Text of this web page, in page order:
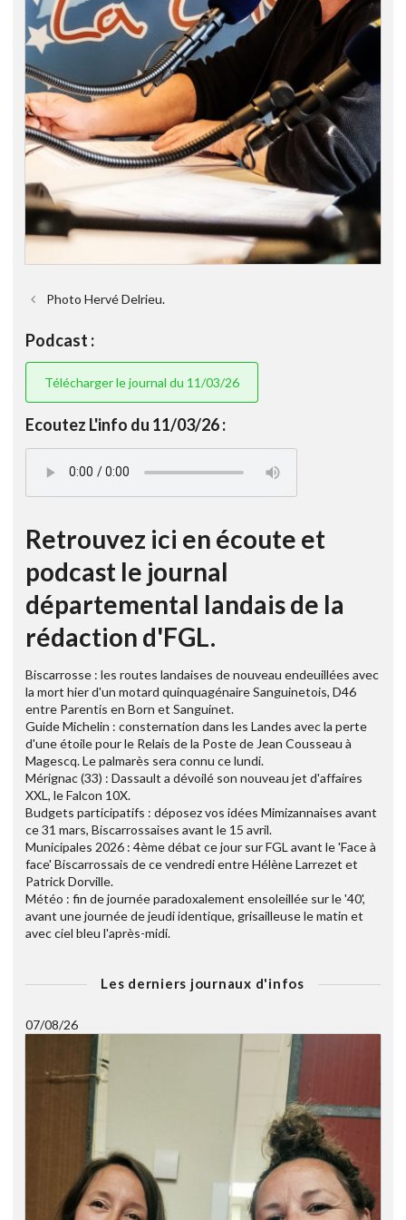
Photo Hervé Delrieu.
Podcast :
Télécharger le journal du 11/03/26
Ecoutez L'info du 11/03/26 :
Retrouvez ici en écoute et
podcast le journal
départemental landais de la
rédaction d'FGL.
Biscarrosse : les routes landaises de nouveau endeuillées avec
la mort hier d'un motard quinquagénaire Sanguinetois, D46
entre Parentis en Born et Sanguinet.
Guide Michelin : consternation dans les Landes avec la perte
d'une étoile pour le Relais de la Poste de Jean Cousseau à
Magescq. Le palmarès sera connu ce lundi.
Mérignac (33) : Dassault a dévoilé son nouveau jet d'affaires
XXL, le Falcon 10X.
Budgets participatifs : déposez vos idées Mimizannaises avant
ce 31 mars, Biscarrossaises avant le 15 avril.
Municipales 2026 : 4ème débat ce jour sur FGL avant le 'Face à
face' Biscarrossais de ce vendredi entre Hélène Larrezet et
Patrick Dorville.
Météo : fin de journée paradoxalement ensoleillée sur le '40',
avant une journée de jeudi identique, grisailleuse le matin et
avec ciel bleu l'après-midi.
Les derniers journaux d'infos
07/08/26